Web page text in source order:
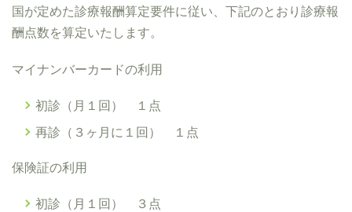
国が定めた診療報酬算定要件に従い、下記のとおり診療報
酬点数を算定いたします。
マイナンバーカードの利用
初診（月１回） １点
再診（３ヶ月に１回） １点
保険証の利用
初診（月１回） ３点